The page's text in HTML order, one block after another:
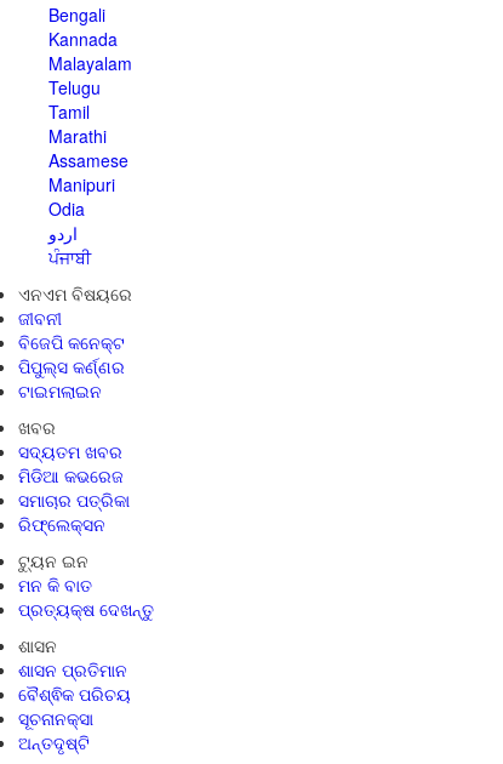
Bengali
Kannada
Malayalam
Telugu
Tamil
Marathi
Assamese
Manipuri
Odia
اردو
ਪੰਜਾਬੀ
ଏନଏମ ବିଷୟରେ
ଜୀବନୀ
ବିଜେପି କନେକ୍ଟ
ପିପୁଲ୍ସ କର୍ଣ୍ଣର
ଟାଇମଲାଇନ
ଖବର
ସଦ୍ୟତମ ଖବର
ମିଡିଆ କଭରେଜ
ସମାଚାର ପତ୍ରିକା
ରିଫ୍ଲେକ୍ସନ
ଟ୍ୟୁନ ଇନ
ମନ କି ବାତ
ପ୍ରତ୍ୟକ୍ଷ ଦେଖନ୍ତୁ
ଶାସନ
ଶାସନ ପ୍ରତିମାନ
ବୈଶ୍ଵିକ ପରିଚୟ
ସୂଚନାନକ୍ସା
ଅନ୍ତଦୃଷ୍ଟି